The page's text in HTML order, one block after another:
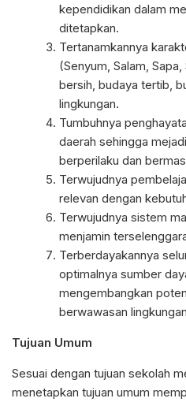
kependidikan dalam
ditetapkan.
Tertanamkannya
(Senyum, Salam,
bersih, budaya tertib,
lingkungan.
Tumbuhnya
daerah sehingga
berperilaku dan
Terwujudnya
relevan dengan
Terwujudnya sistem
menjamin
Terberdayakannya
optimalnya sumber
mengembangkan
berwawasan lingkungan
Tujuan Umum
Sesuai dengan tujuan sekolah
menetapkan tujuan umum